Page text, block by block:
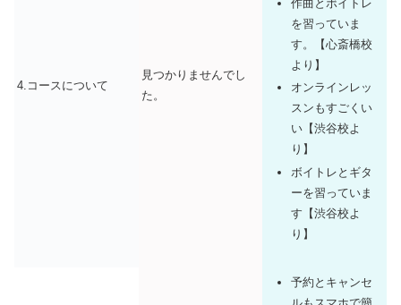
4.コースについて
見つかりませんでし
た。
作曲とボイトレ
を習っていま
す。【心斎橋校
より】
オンラインレッ
スンもすごくい
い【渋谷校よ
り】
ボイトレとギタ
ーを習っていま
す【渋谷校よ
り】
予約とキャンセ